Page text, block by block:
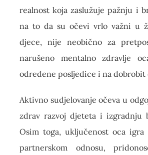
realnost koja zaslužuje pažnju i
na to da su očevi vrlo važni u
djece, nije neobično za
narušeno mentalno zdravlje
određene posljedice i na dobrobit
Aktivno sudjelovanje očeva u
zdrav razvoj djeteta i izgradnju
Osim toga, uključenost oca
partnerskom odnosu,